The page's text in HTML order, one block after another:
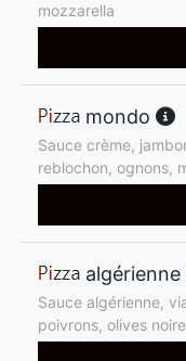
mozzarella
mondo
Sauce crème,
reblochon, ognons,
algérienne
Sauce algérienne,
poivrons, olives